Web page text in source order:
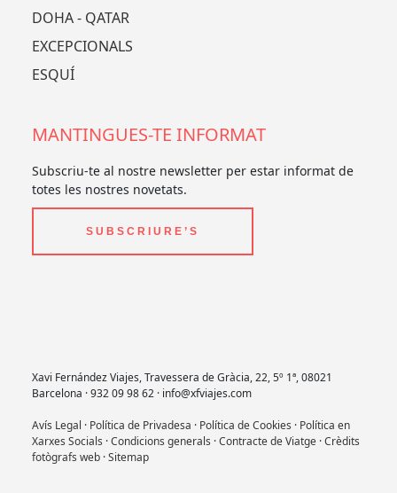
DOHA - QATAR
EXCEPCIONALS
ESQUÍ
MANTINGUES-TE INFORMAT
Subscriu-te al nostre newsletter per estar informat de
totes les nostres novetats.
SUBSCRIURE’S
Xavi Fernández Viajes, Travessera de Gràcia, 22, 5º 1ª, 08021
Barcelona · 932 09 98 62 · info@xfviajes.com
Avís Legal · Política de Privadesa · Política de Cookies · Política en
Xarxes Socials ·Condicions generals ·Contracte de Viatge·Crèdits
fotògrafs web·Sitemap